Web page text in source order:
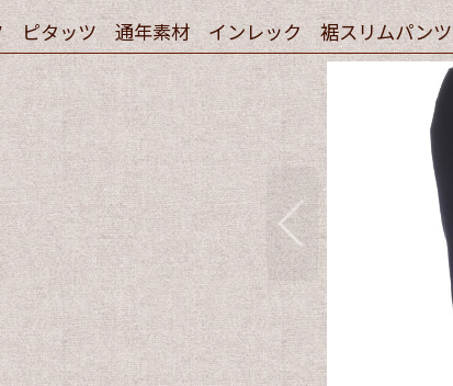
ピタッツ 通年素材 インレック 裾スリムパンツ